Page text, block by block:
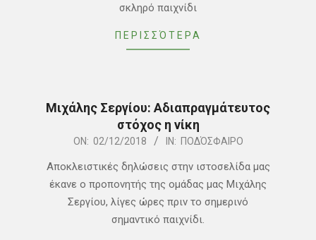
σκληρό παιχνίδι
ΠΕΡΙΣΣΌΤΕΡΑ
Μιχάλης Σεργίου: Αδιαπραγμάτευτος
στόχος η νίκη
ON: 02/12/2018 IN: ΠΟΔΌΣΦΑΙΡΟ
Αποκλειστικές δηλώσεις στην ιστοσελίδα μας
έκανε ο προπονητής της ομάδας μας Μιχάλης
Σεργίου, λίγες ώρες πριν το σημερινό
σημαντικό παιχνίδι.